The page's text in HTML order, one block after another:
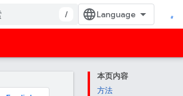
/
本页内容
方法